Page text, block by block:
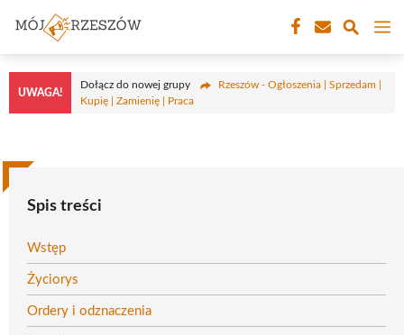
treści
UWAGA!
Dołącz do nowej grupy
Rzeszów - Ogłoszenia | Sprzedam |
Kupię | Zamienię | Praca
Spis treści
Wstęp
Życiorys
Ordery i odznaczenia